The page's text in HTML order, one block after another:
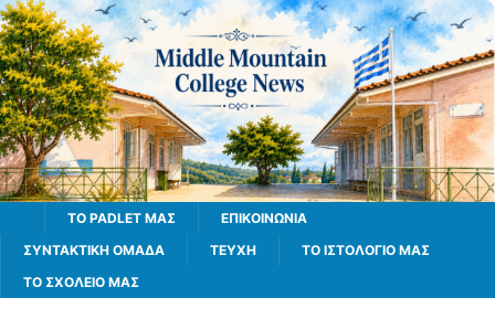
TO PADLET ΜΑΣ
ΕΠΙΚΟΙΝΩΝΙΑ
ΣΥΝΤΑΚΤΙΚΗ ΟΜΑΔΑ
ΤΕΥΧΗ
ΤΟ ΙΣΤΟΛΌΓΙΌ ΜΑΣ
ΤΟ ΣΧΟΛΕΙΟ ΜΑΣ